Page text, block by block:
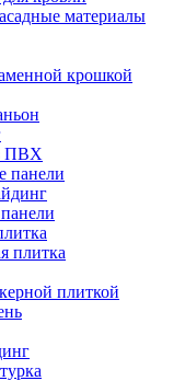
материалы
крошкой
ПВХ
панели
плитка
плиткой